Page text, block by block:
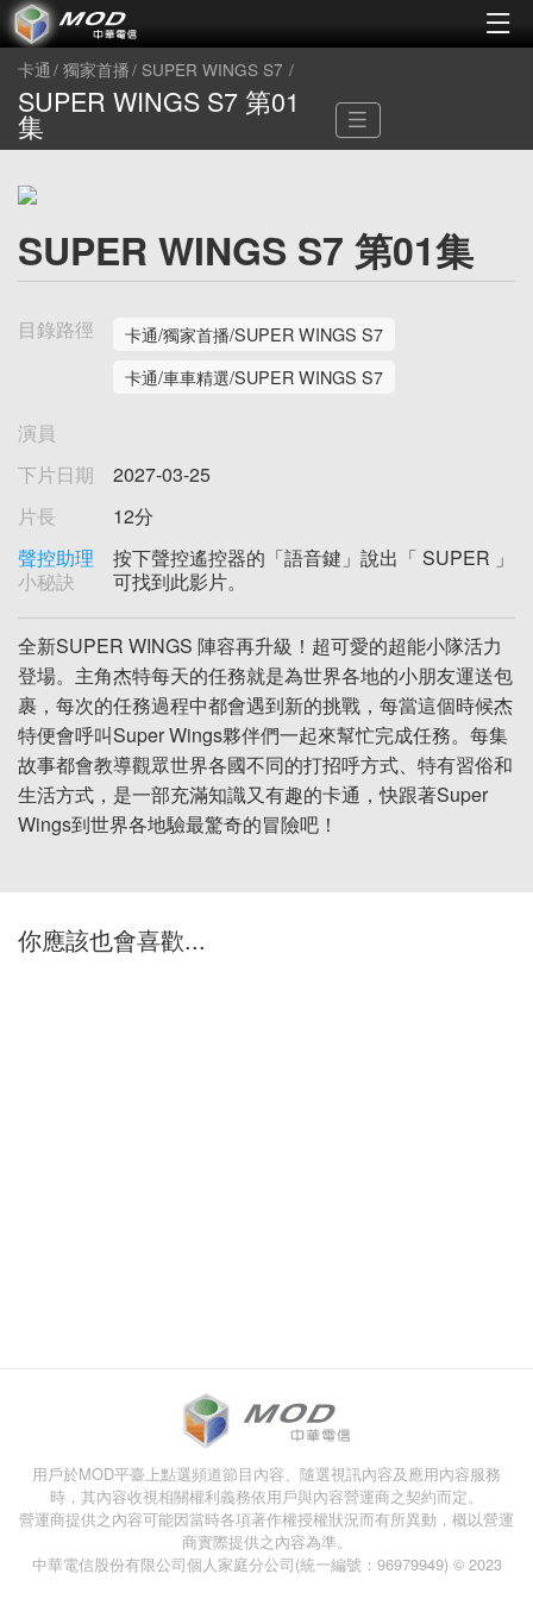
卡通 獨家首播 SUPER WINGS S7
SUPER WINGS S7 第01
集
SUPER WINGS S7 第01集
目錄路徑
卡通/獨家首播/SUPER WINGS S7
卡通/車車精選/SUPER WINGS S7
演員
下片日期
2027-03-25
片長
12分
聲控助理
小秘訣
按下聲控遙控器的「語音鍵」說出「 SUPER 」
可找到此影片。
全新SUPER WINGS 陣容再升級！超可愛的超能小隊活力
登場。主角杰特每天的任務就是為世界各地的小朋友運送包
裹，每次的任務過程中都會遇到新的挑戰，每當這個時候杰
特便會呼叫Super Wings夥伴們一起來幫忙完成任務。每集
故事都會教導觀眾世界各國不同的打招呼方式、特有習俗和
生活方式，是一部充滿知識又有趣的卡通，快跟著Super
Wings到世界各地驗最驚奇的冒險吧！
你應該也會喜歡...
用戶於MOD平臺上點選頻道節目內容、隨選視訊內容及應用內容服務
時，其內容收視相關權利義務依用戶與內容營運商之契約而定。
營運商提供之內容可能因當時各項著作權授權狀況而有所異動，概以營運
商實際提供之內容為準。
中華電信股份有限公司個人家庭分公司(統一編號：96979949) © 2023